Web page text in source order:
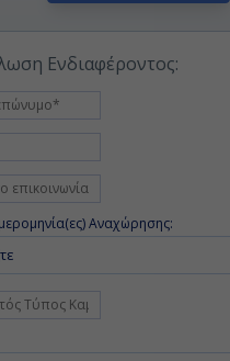
Ενδιαφέροντος:
Αναχώρησης: